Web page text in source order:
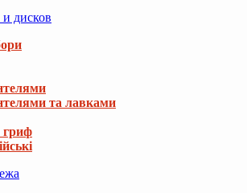
дисков
та лавками
гриф